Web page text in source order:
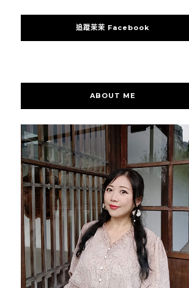
追蹤茉茉 Facebook
ABOUT ME